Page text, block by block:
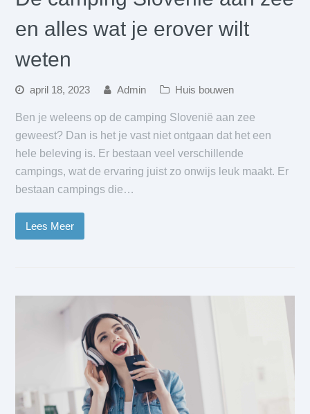
en alles wat je erover wilt
weten
april 18, 2023 Admin Huis bouwen
Ben je weleens op de camping Slovenië aan zee
geweest? Dan is het je vast niet ontgaan dat het een
hele beleving is. Er bestaan veel verschillende
campings, wat de ervaring juist zo onwijs leuk maakt. Er
bestaan campings die…
Lees Meer